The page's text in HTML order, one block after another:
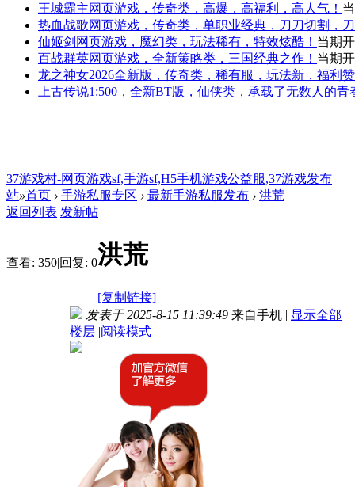
王城霸主网页游戏，传奇类，高爆，高福利，高人气！
热血战歌网页游戏，传奇类，单职业经典，刀刀切割，
仙姬剑 网页游戏，魔幻类，玩法稀有，特效炫酷！ 当期
百战群英网页游戏，全新策略类，三国经典之作！ 当期
龙之神女2026全新版，传奇类，稀有服，玩法新，福利
上古传说1:500，全新BT版，仙侠类，承载了无数人的青
37游戏村-网页游戏sf,手游sf,H5手机游戏公益服,37游戏发布
站»首页 › 手游私服专区 › 最新手游私服发布 › 洪荒
返回列表 发新帖
查看: 350|回复: 0洪荒
[复制链接]
发表于 2025-8-15 11:39:49 来自手机 | 显示全部
楼层 |阅读模式